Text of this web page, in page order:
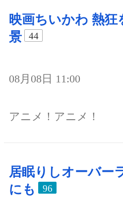
映画ちいかわ 熱狂
景
44
08月08日 11:00
アニメ！アニメ！
居眠りしオーバー
にも
96